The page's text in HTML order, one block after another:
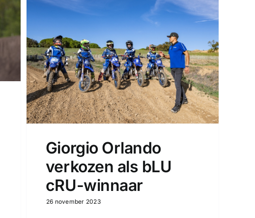
Giorgio Orlando
verkozen als bLU
cRU-winnaar
26 november 2023